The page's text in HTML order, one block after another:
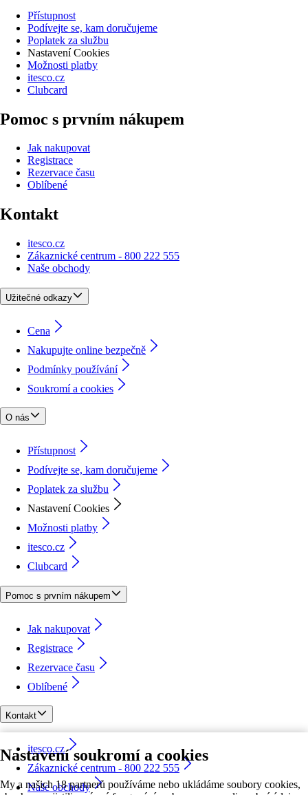
Nastavení soukromí a cookies
My a našich 18 partnerů používáme nebo ukládáme soubory cookies,
Přístupnost
Podívejte se, kam doručujeme
Poplatek za službu
Nastavení Cookies
Možnosti platby
itesco.cz
Clubcard
Pomoc s prvním nákupem
Jak nakupovat
Registrace
Rezervace času
Oblíbené
Kontakt
itesco.cz
Zákaznické centrum - 800 222 555
Naše obchody
Užitečné odkazy
Cena
Nakupujte online bezpečně
Podmínky používání
Soukromí a cookies
O nás
Přístupnost
Podívejte se, kam doručujeme
Poplatek za službu
Nastavení Cookies
Možnosti platby
itesco.cz
Clubcard
Pomoc s prvním nákupem
Jak nakupovat
Registrace
Rezervace času
Oblíbené
Kontakt
itesco.cz
Zákaznické centrum - 800 222 555
Naše obchody